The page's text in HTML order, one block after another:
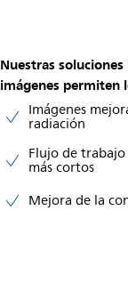
Nuestras
imágenes permiten
Imágenes
radiación
Flujo de
más cortos
Mejora de la